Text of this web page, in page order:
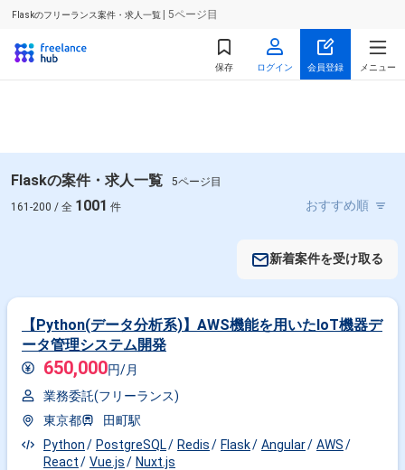
Flaskのフリーランス案件・求人一覧 | 5ページ目
保存 ログイン 会員登録 メニュー
Flaskの案件・求人一覧
5ページ目
161-200 / 全 1001 件
新着案件を受け取る
【Python(データ分析系)】AWS機能を用いたIoT機器デ
ータ管理システム開発
650,000円/月
業務委託(フリーランス)
東京都
田町駅
Python
PostgreSQL Redis Flask Angular
AWS
React
Vue.js
Nuxt.js